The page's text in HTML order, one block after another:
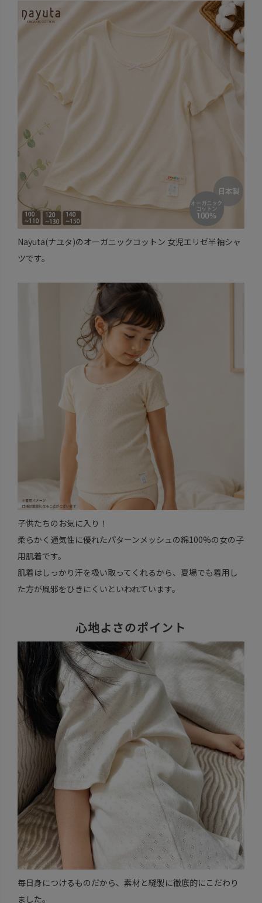
Nayuta(ナユタ)のオーガニックコットン 女児エリゼ半袖シャ
ツです。
子供たちのお気に入り！
柔らかく通気性に優れたパターンメッシュの綿100%の女の子
用肌着です。
肌着はしっかり汗を吸い取ってくれるから、夏場でも着用し
た方が風邪をひきにくいといわれています。
心地よさのポイント
毎日身につけるものだから、素材と縫製に徹底的にこだわり
ました。